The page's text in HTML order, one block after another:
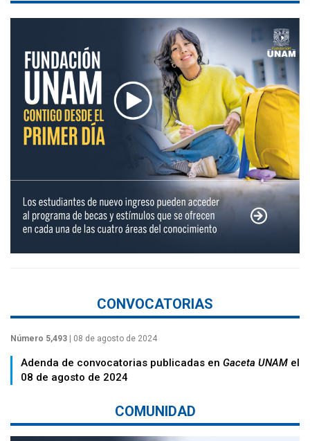
CONVOCATORIAS
Número 5,493 | 08 de agosto de 2024
Adenda de convocatorias publicadas en Gaceta UNAM el
08 de agosto de 2024
COMUNIDAD